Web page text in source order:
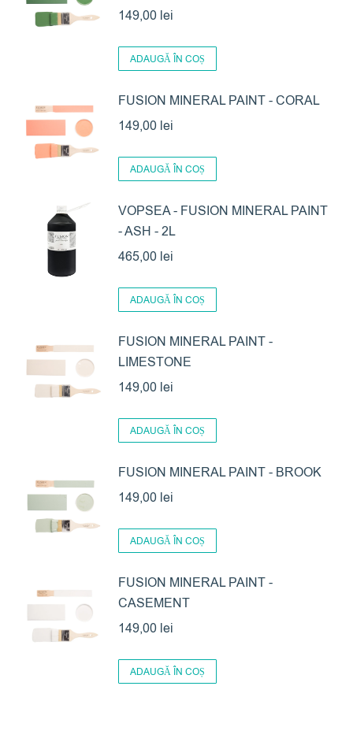
149,00 lei
ADAUGĂ ÎN COȘ
FUSION MINERAL PAINT - CORAL
149,00 lei
ADAUGĂ ÎN COȘ
VOPSEA - FUSION MINERAL PAINT
- ASH - 2L
465,00 lei
ADAUGĂ ÎN COȘ
FUSION MINERAL PAINT -
LIMESTONE
149,00 lei
ADAUGĂ ÎN COȘ
FUSION MINERAL PAINT - BROOK
149,00 lei
ADAUGĂ ÎN COȘ
FUSION MINERAL PAINT -
CASEMENT
149,00 lei
ADAUGĂ ÎN COȘ